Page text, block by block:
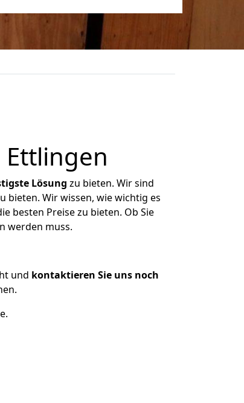
Lösung zu bieten. Wir sind
bieten. Wir wissen, wie wichtig es
besten Preise zu bieten. Ob Sie
werden muss.
und kontaktieren Sie uns noch